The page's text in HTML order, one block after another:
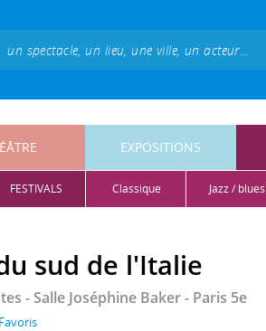
EXPOSITIONS
FESTIVALS classique jazz / blues
sud de l'Italie
- Salle Joséphine Baker- Paris 5e